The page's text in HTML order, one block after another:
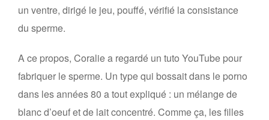
un ventre, dirigé le jeu, pouffé, vérifié la consistance
du sperme.
A ce propos, Coralie a regardé un tuto YouTube pour
fabriquer le sperme. Un type qui bossait dans le porno
dans les années 80 a tout expliqué : un mélange de
blanc d’oeuf et de lait concentré. Comme ça, les filles